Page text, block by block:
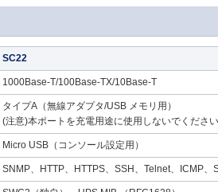
SC22
1000Base-T/100Base-TX/10Base-T
タイプA（無線アダプタ/USB メモリ用）
(注意)本ポートを充電用途に使用しないでくださ
Micro USB（コンソール設定用）
SNMP、HTTP、HTTPS、SSH、Telnet、ICMP、